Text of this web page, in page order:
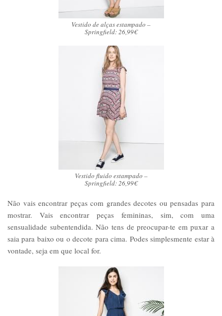
Vestido de alças estampado –
Springfield: 26,99€
Vestido fluido estampado –
Springfield: 26,99€
Não vais encontrar peças com grandes decotes ou pensadas para
mostrar. Vais encontrar peças femininas, sim, com uma
sensualidade subentendida. Não tens de preocupar-te em puxar a
saia para baixo ou o decote para cima. Podes simplesmente estar à
vontade, seja em que local for.